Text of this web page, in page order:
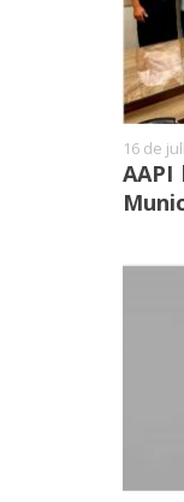
16 de
AAPI